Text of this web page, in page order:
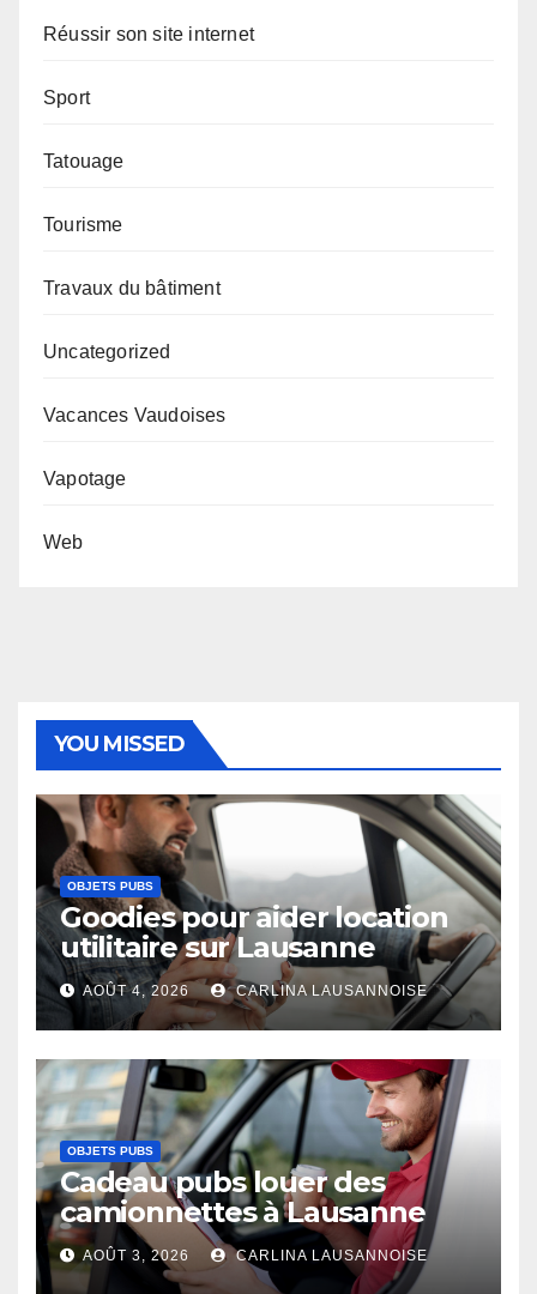
Réussir son site internet
Sport
Tatouage
Tourisme
Travaux du bâtiment
Uncategorized
Vacances Vaudoises
Vapotage
Web
YOU MISSED
OBJETS PUBS
Goodies pour aider location
utilitaire sur Lausanne
AOÛT 4, 2026 CARLINA LAUSANNOISE
OBJETS PUBS
Cadeau pubs louer des
camionnettes à Lausanne
AOÛT 3, 2026 CARLINA LAUSANNOISE